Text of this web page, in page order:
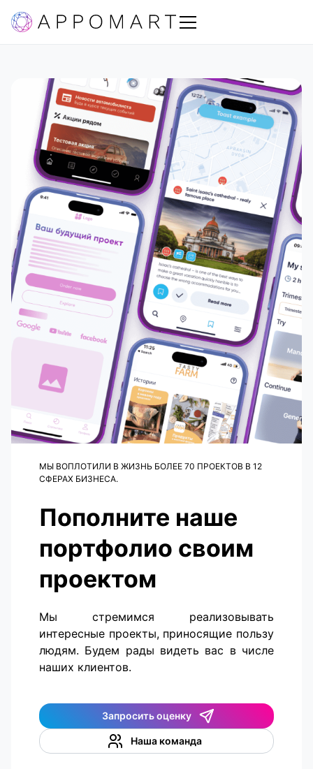
МЫ ВОПЛОТИЛИ В ЖИЗНЬ БОЛЕЕ 70 ПРОЕКТОВ В 12
СФЕРАХ БИЗНЕСА.
Пополните наше
портфолио своим
проектом
Мы стремимся реализовывать
интересные проекты, приносящие пользу
людям. Будем рады видеть вас в числе
наших клиентов.
Запросить оценку
Наша команда